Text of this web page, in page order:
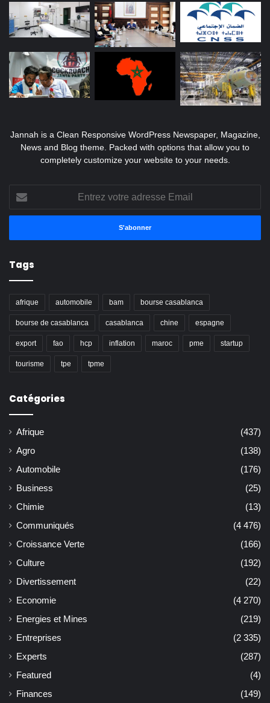
Jannah is a Clean Responsive WordPress Newspaper, Magazine,
News and Blog theme. Packed with options that allow you to
completely customize your website to your needs.
Entrez
votre
adresse
Tags
afrique automobile bam bourse casablanca
bourse de casablanca casablanca chine espagne
export fao hcp inflation maroc pme startup
tourisme tpe tpme
Catégories
Afrique
(437)
Agro
(138)
Automobile
(176)
Business
(25)
Chimie
(13)
Communiqués
(4 476)
Croissance Verte
(166)
Culture
(192)
Divertissement
(22)
Economie
(4 270)
Energies et Mines
(219)
Entreprises
(2 335)
Experts
(287)
Featured
(4)
Finances
(149)